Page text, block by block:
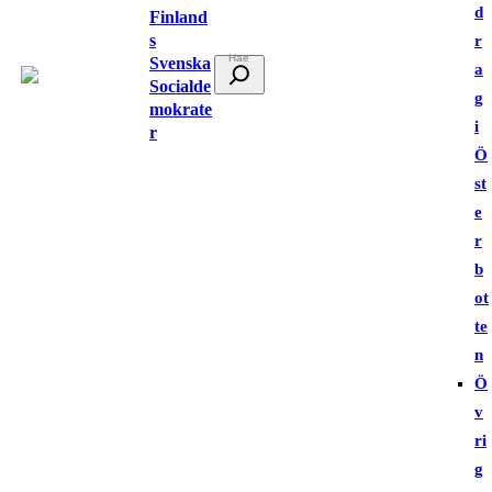
Finland
s
Svenska
Socialde
mokrate
r
ö
d
r
a
g
i
Ö
st
e
r
b
ot
te
n
Ö
v
ri
g